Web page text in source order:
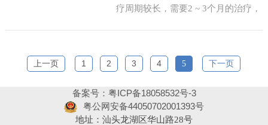
疗周期较长，需要2 ~ 3个月的治疗，
是它...[详情]
上一页 1 2 3 4 5 下一页
备案号：粤ICP备18058532号-3
粤公网安备44050702001393号
地址：汕头龙湖区华山路28号